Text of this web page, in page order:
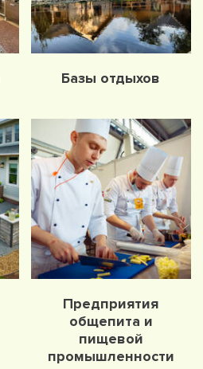
Базы отдыхов
Предприятия
общепита и
пищевой
промышленности